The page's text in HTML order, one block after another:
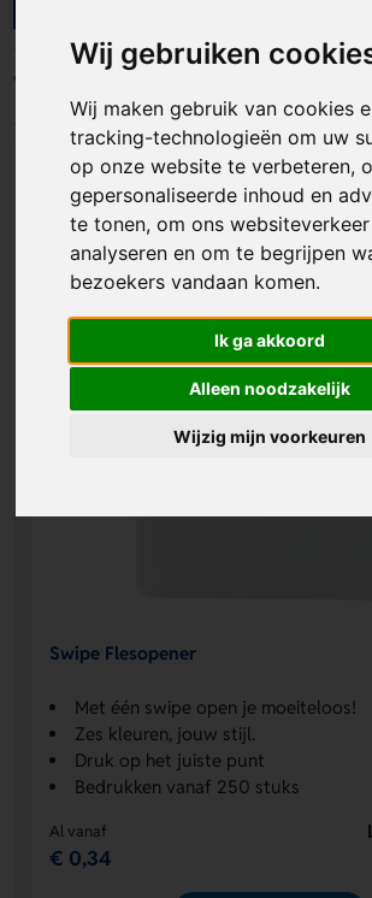
Wij gebruiken
Wij maken gebruik van cookies
tracking-technologieën om uw
op onze website te verbeteren,
gepersonaliseerde inhoud en
te tonen, om ons
analyseren en om te begrijpen
bezoekers vandaan komen.
Ik ga akkoord
Alleen noodzakelijk
Wijzig mijn voorkeuren
combineren. Ideaal als giveaway,
product weg dat vaak gebruikt
logo op een praktische manier onder
brengt.
Swipe Flesopener
Met één swipe open je moeiteloos!
Zes kleuren, jouw stijl.
Druk op het juiste punt
Bedrukken vanaf 250 stuks
Al vanaf
€ 0,34